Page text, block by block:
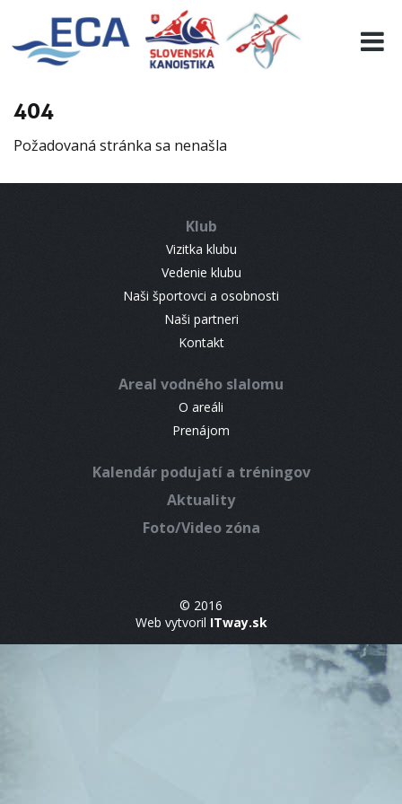
404
Požadovaná stránka sa nenašla
Klub
Vizitka klubu
Vedenie klubu
Naši športovci a osobnosti
Naši partneri
Kontakt
Areal vodného slalomu
O areáli
Prenájom
Kalendár podujatí a tréningov
Aktuality
Foto/Video zóna
© 2016
Web vytvoril ITway.sk
EURO 19
INFO
RESULTS
CONTACT